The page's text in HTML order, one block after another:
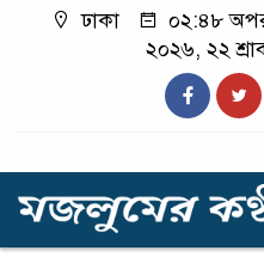
ঢাকা
০২:৪৮
২০২৬, ২২